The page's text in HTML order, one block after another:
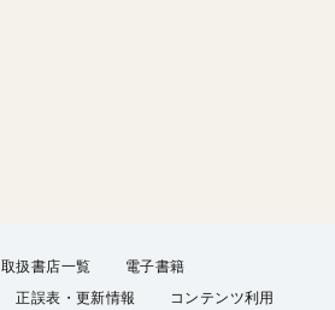
取扱書店一覧
電子書籍
正誤表・更新情報 コンテンツ利用